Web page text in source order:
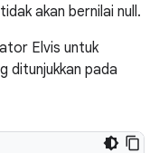
akan bernilai null.
Elvis untuk
ditunjukkan pada